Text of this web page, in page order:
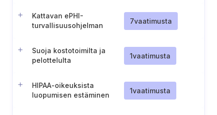
Kattavan ePHI-
turvallisuusohjelman
7vaatimusta
Suoja kostotoimilta ja
pelottelulta
1vaatimusta
HIPAA-oikeuksista
luopumisen estäminen
1vaatimusta